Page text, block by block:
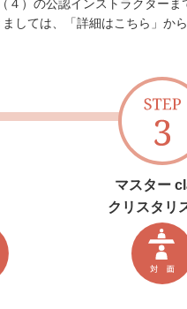
４）の公認インストラクターま
しては、「詳細はこちら」から
マスター
クリスタリ